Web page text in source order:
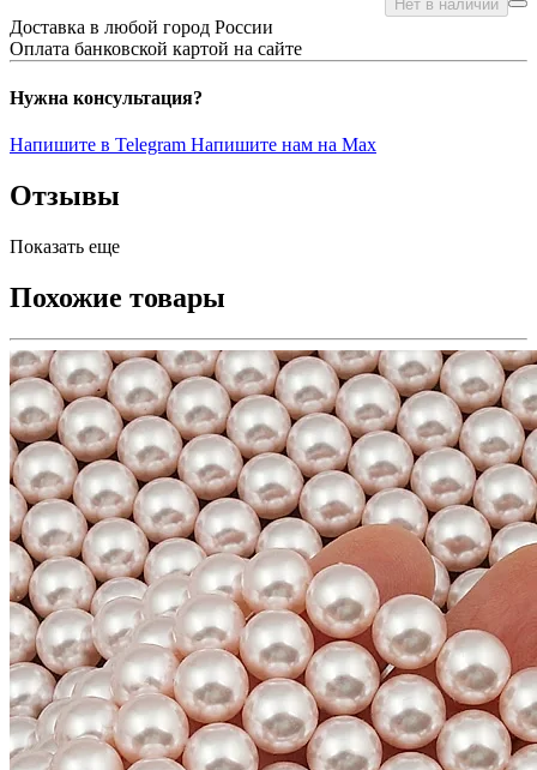
Нет в наличии
Доставка в любой город России
Оплата банковской картой на сайте
Нужна консультация?
Напишите в Telegram Напишите нам на Max
Отзывы
Показать еще
Похожие товары